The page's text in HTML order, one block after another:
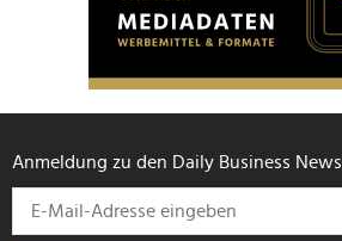
Anmeldung zu den Daily Business News